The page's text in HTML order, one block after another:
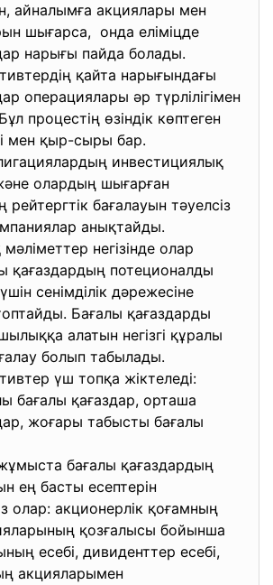
айналымға акциялары мен
шығарса, онда еліміцде
нарығы пайда болады.
қайта нарығындағы
операциялары әр түрлілігімен
процестің өзіндік көптеген
мен қыр-сыры бар.
инвестициялық
олардың шығарған
рейтергтік бағалауын тәуелсіз
анықтайды.
негізінде олар
қағаздардың потеционалды
сенімділік дәрежесіне
Бағалы қағаздарды
алатын негізгі құралы
болып табылады.
үш топқа жіктеледі:
бағалы қағаздар, орташа
жоғары табысты бағалы
бағалы қағаздардың
ең басты есептерін
олар: акционерлік қоғамның
қозғалысы бойынша
есебі, дивиденттер есебі,
акцияларымен